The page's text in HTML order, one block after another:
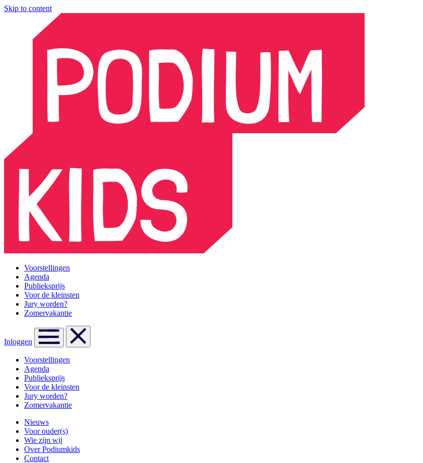
Skip to content
Voorstellingen
Agenda
Publieksprijs
Voor de kleinsten
Jury worden?
Zomervakantie
Inloggen
Voorstellingen
Agenda
Publieksprijs
Voor de kleinsten
Jury worden?
Zomervakantie
Nieuws
Voor ouder(s)
Wie zijn wij
Over Podiumkids
Contact